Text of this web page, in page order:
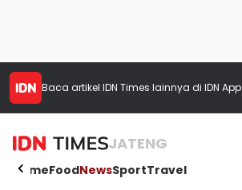
Baca artikel IDN Times lainnya di IDN App
JATENG
HomeFoodNewsSportTravel